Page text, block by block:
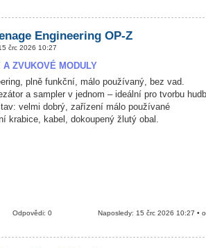
Engineering OP-Z
črc 2026 10:27
A ZVUKOVÉ MODULY
plně funkční, málo používaný, bez vad.
a sampler v jednom – ideální pro tvorbu
velmi dobrý, zařízení málo používané
krabice, kabel, dokoupený žlutý obal.
Naposledy: 15 črc 2026 10:27 •
Odpovědi: 0